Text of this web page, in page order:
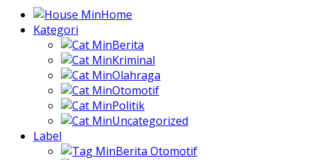
Home
Kategori
Berita
Kriminal
Olahraga
Otomotif
Politik
Uncategorized
Label
Berita Otomotif